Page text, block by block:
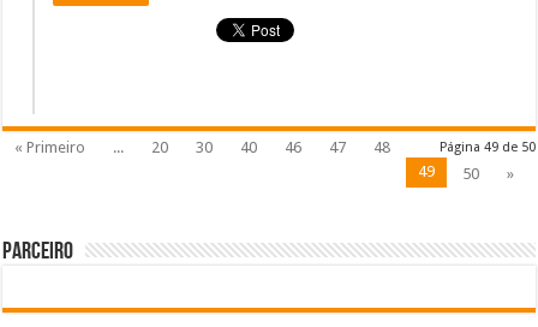
Página 49 de 50
« Primeiro ... 20 30 40 46 47
48
49
50 »
Parceiro